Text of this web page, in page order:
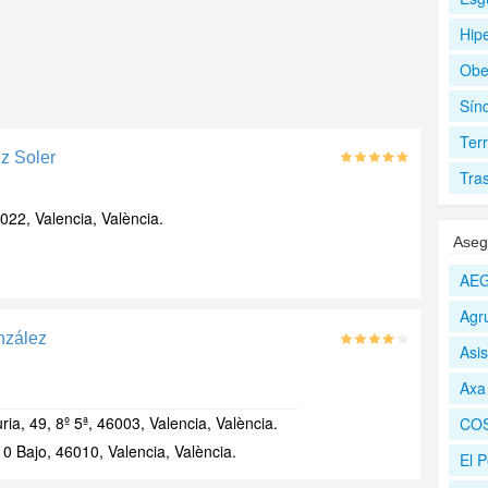
Soler
Valencia, València.
49, 8º 5ª, 46003, Valencia, València.
Bajo, 46010, Valencia, València.
El